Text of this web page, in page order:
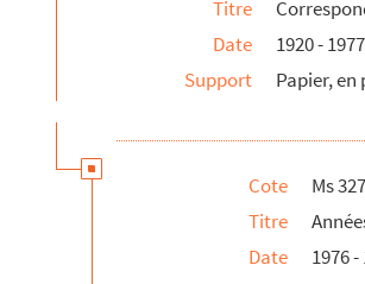
Ms 3296. Lettres d'Alphonse Séché à Luce
Ms 3298. Lettres d'Eloi Guitteny à Luce
Ms 3299. Lettres diverses et autres pièces
Ms 3300. Dossier François-Antoine de Boissy
Ms 3301. Augustin Chereau. Oeuvres
Ms 3302. Papiers officiels concernant la
Titre
Date
1920 - 1977
Support
Papier,
Cote
Ms
Titre
Date
1976 -